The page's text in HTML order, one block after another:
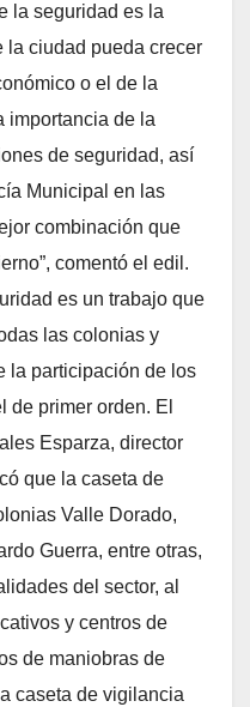
la seguridad es la
la ciudad pueda crecer
o el de la
importancia de la
de seguridad, así
Municipal en las
combinación que
comentó el edil.
es un trabajo que
las colonias y
la participación de los
de primer orden. El
Esparza, director
que la caseta de
Valle Dorado,
Guerra, entre otras,
del sector, al
y centros de
de maniobras de
caseta de vigilancia